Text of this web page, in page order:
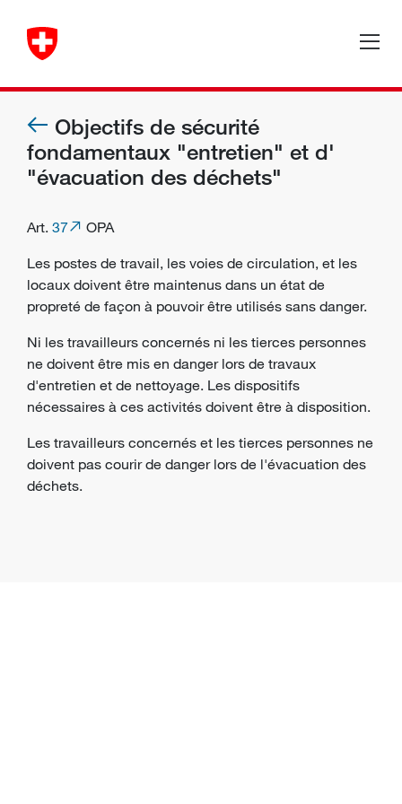
Objectifs de sécurité
fondamentaux "entretien" et d'
"évacuation des déchets"
Art. 37
OPA
Les postes de travail, les voies de circulation, et les
locaux doivent être maintenus dans un état de
propreté de façon à pouvoir être utilisés sans danger.
Ni les travailleurs concernés ni les tierces personnes
ne doivent être mis en danger lors de travaux
d'entretien et de nettoyage. Les dispositifs
nécessaires à ces activités doivent être à disposition.
Les travailleurs concernés et les tierces personnes ne
doivent pas courir de danger lors de l'évacuation des
déchets.